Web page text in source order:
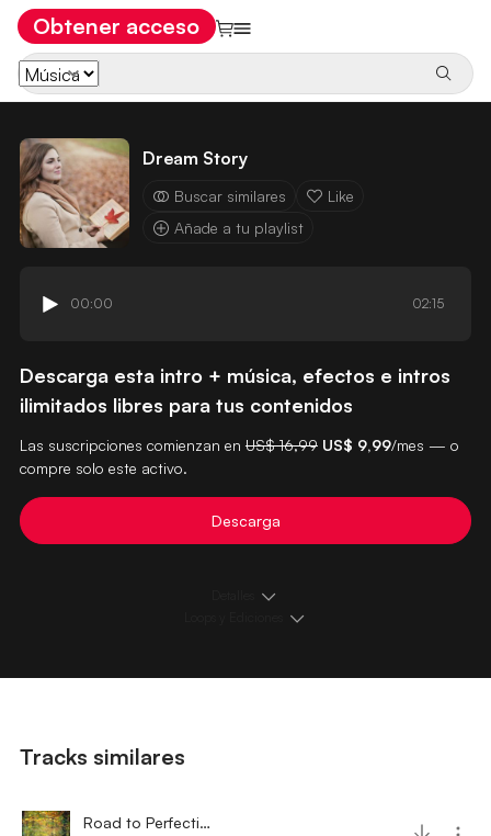
Obtener acceso
Dream Story
Buscar similares
Like
Añade a tu playlist
00:00 02:15
Descarga esta intro + música, efectos e intros
ilimitados libres para tus contenidos
Las suscripciones comienzan en US$ 16,99 US$ 9,99/mes — o
compre solo este activo.
Descarga
Tracks similares
Road to Perfection